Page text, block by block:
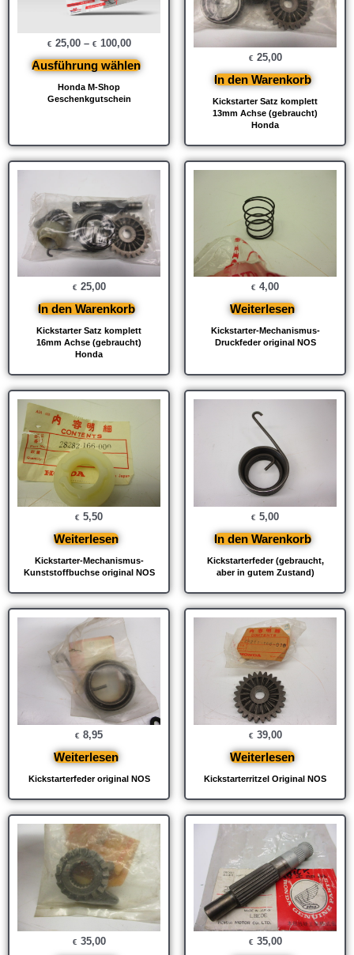
Honda M-Shop
Geschenkgutschein
€ 25,00– € 100,00
Ausführung wählen
Kickstarter Satz komplett
13mm Achse (gebraucht)
Honda
€ 25,00
In den Warenkorb
Kickstarter Satz komplett
16mm Achse (gebraucht)
Honda
€ 25,00
In den Warenkorb
Kickstarter-Mechanismus-
Druckfeder original NOS
€ 4,00
Weiterlesen
Kickstarter-Mechanismus-
Kunststoffbuchse original NOS
€ 5,50
Weiterlesen
Kickstarterfeder (gebraucht,
aber in gutem Zustand)
€ 5,00
In den Warenkorb
Kickstarterfeder original NOS
€ 8,95
Weiterlesen
Kickstarterritzel Original NOS
€ 39,00
Weiterlesen
€ 35,00 € 35,00